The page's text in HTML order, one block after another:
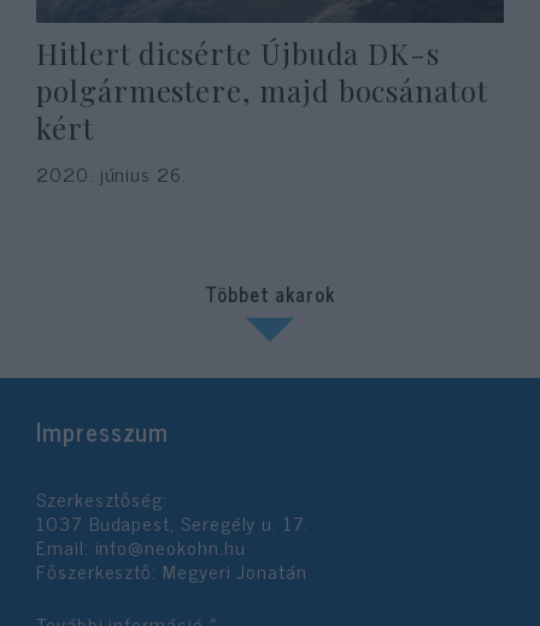
Hitlert dicsérte Újbuda DK-s
polgármestere, majd bocsánatot
kért
2020. június 26.
Többet akarok
Impresszum
Szerkesztőség:
1037 Budapest, Seregély u. 17.
Email: info@neokohn.hu
Főszerkesztő: Megyeri Jonatán